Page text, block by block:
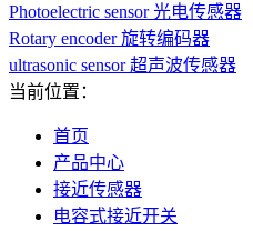
Photoelectric sensor 光电传感器
Rotary encoder 旋转编码器
ultrasonic sensor 超声波传感器
当前位置：
首页
产品中心
接近传感器
电容式接近开关